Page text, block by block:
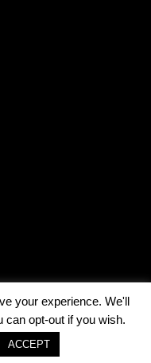
Kultur
Schwerpunkte
your experience. We'll
can opt-out if you wish.
ACCEPT